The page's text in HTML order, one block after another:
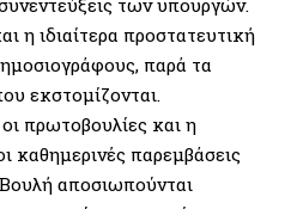
των υπουργών.
η ιδιαίτερα προστατευτική
παρά τα
εκστομίζονται.
οι πρωτοβουλίες και η
καθημερινές παρεμβάσεις
αποσιωπούνται